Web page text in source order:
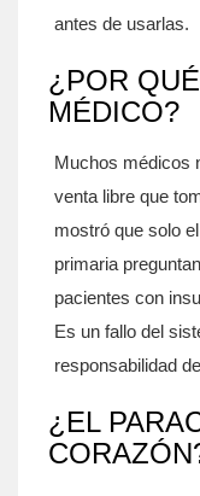
antes de usarlas.
¿POR
MÉDICO?
Muchos médicos
venta libre que
mostró que solo
primaria
pacientes con
Es un fallo del
responsabilidad
¿EL